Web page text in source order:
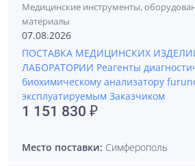
Медицинские инструменты,
материалы
07.08.2026
ПОСТАВКА МЕДИЦИНСКИХ
ЛАБОРАТОРИИ Реагенты
биохимическому анализатору
эксплуатируемым Заказчиком
1 151 830 ₽
Место поставки: Симферополь